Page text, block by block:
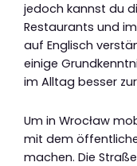
jedoch kannst du
Restaurants und
auf Englisch
einige
im Alltag besser
Um in Wrocław
mit dem
machen. Die